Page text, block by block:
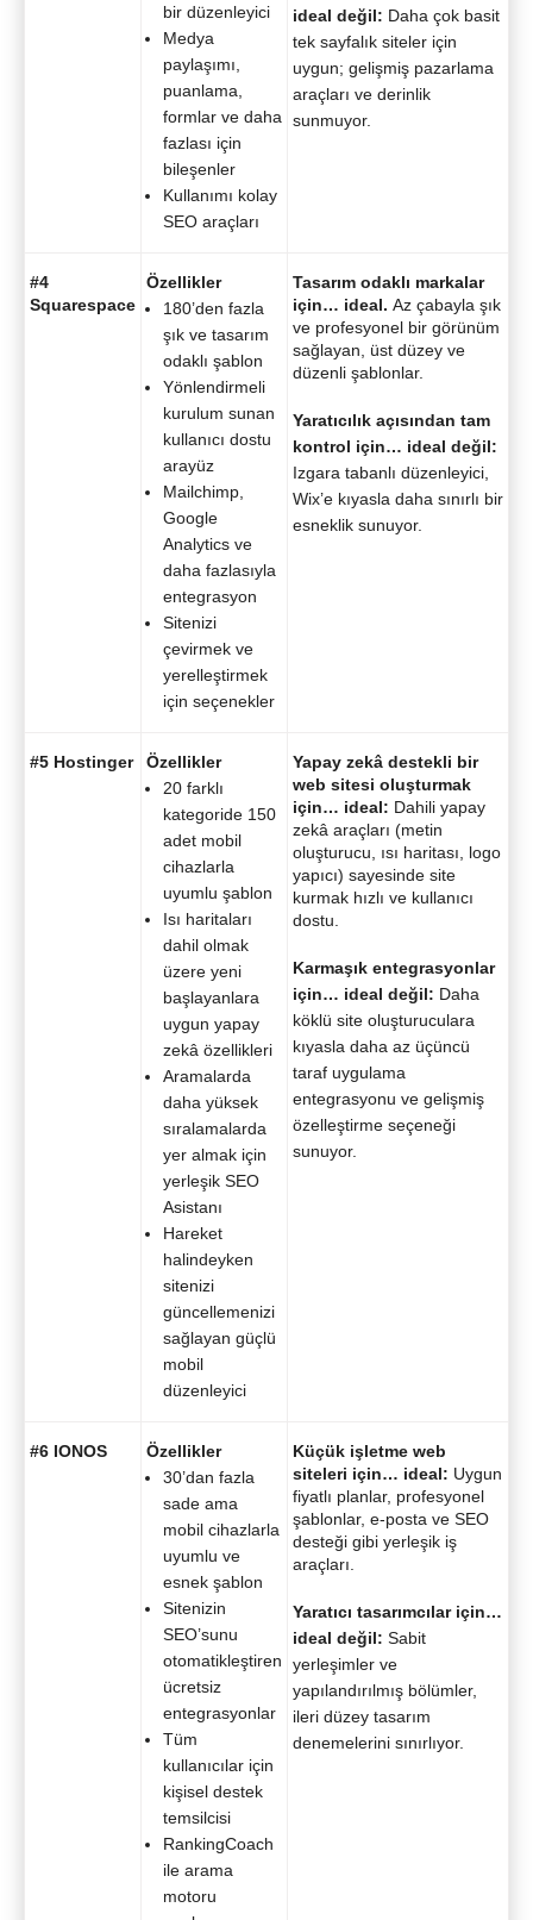
bir düzenleyici
Medya
paylaşımı,
puanlama,
formlar ve daha
fazlası için
bileşenler
Kullanımı kolay
SEO araçları
ideal değil: Daha çok basit
tek sayfalık siteler için
uygun; gelişmiş pazarlama
araçları ve derinlik
sunmuyor.
#4
Squarespace
Özellikler
180’den fazla
şık ve tasarım
odaklı şablon
Yönlendirmeli
kurulum sunan
kullanıcı dostu
arayüz
Mailchimp,
Google
Analytics ve
daha fazlasıyla
entegrasyon
Sitenizi
çevirmek ve
yerelleştirmek
için seçenekler
Tasarım odaklı markalar
için… ideal. Az çabayla şık
ve profesyonel bir görünüm
sağlayan, üst düzey ve
düzenli şablonlar.
Yaratıcılık açısından tam
kontrol için… ideal değil:
Izgara tabanlı düzenleyici,
Wix’e kıyasla daha sınırlı bir
esneklik sunuyor.
#5 Hostinger
Özellikler
20 farklı
kategoride 150
adet mobil
cihazlarla
uyumlu şablon
Isı haritaları
dahil olmak
üzere yeni
başlayanlara
uygun yapay
zekâ özellikleri
Aramalarda
daha yüksek
sıralamalarda
yer almak için
yerleşik SEO
Asistanı
Hareket
halindeyken
sitenizi
güncellemenizi
sağlayan güçlü
mobil
düzenleyici
Yapay zekâ destekli bir
web sitesi oluşturmak
için… ideal: Dahili yapay
zekâ araçları (metin
oluşturucu, ısı haritası, logo
yapıcı) sayesinde site
kurmak hızlı ve kullanıcı
dostu.
Karmaşık entegrasyonlar
için… ideal değil: Daha
köklü site oluşturuculara
kıyasla daha az üçüncü
taraf uygulama
entegrasyonu ve gelişmiş
özelleştirme seçeneği
sunuyor.
#6 IONOS
Özellikler
30’dan fazla
sade ama
mobil cihazlarla
uyumlu ve
esnek şablon
Sitenizin
SEO’sunu
otomatikleştiren
ücretsiz
entegrasyonlar
Tüm
kullanıcılar için
kişisel destek
temsilcisi
RankingCoach
ile arama
motoru
Küçük işletme web
siteleri için… ideal: Uygun
fiyatlı planlar, profesyonel
şablonlar, e-posta ve SEO
desteği gibi yerleşik iş
araçları.
Yaratıcı tasarımcılar için…
ideal değil: Sabit
yerleşimler ve
yapılandırılmış bölümler,
ileri düzey tasarım
denemelerini sınırlıyor.